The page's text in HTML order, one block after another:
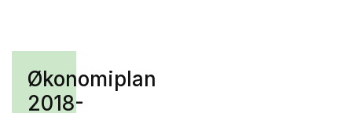
Økonomiplan
2018-